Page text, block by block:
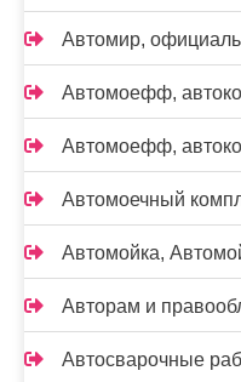
Автомир,
Автомоефф,
Автомоефф,
Автомоечный
Автомойка,
Авторам и
Автосварочные